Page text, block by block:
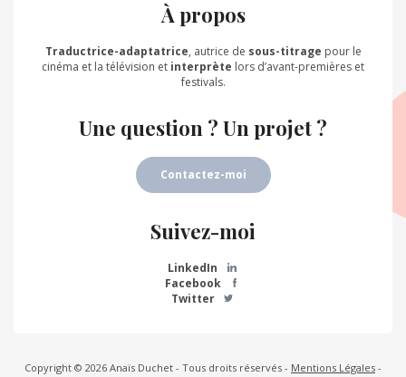
À propos
Traductrice-adaptatrice, autrice de sous-titrage pour le
cinéma et la télévision et interprète lors d’avant-premières et
festivals.
Une question ? Un projet ?
Contactez-moi
Suivez-moi
LinkedIn
Facebook
Twitter
Copyright © 2026 Anaïs Duchet - Tous droits réservés - Mentions Légales -